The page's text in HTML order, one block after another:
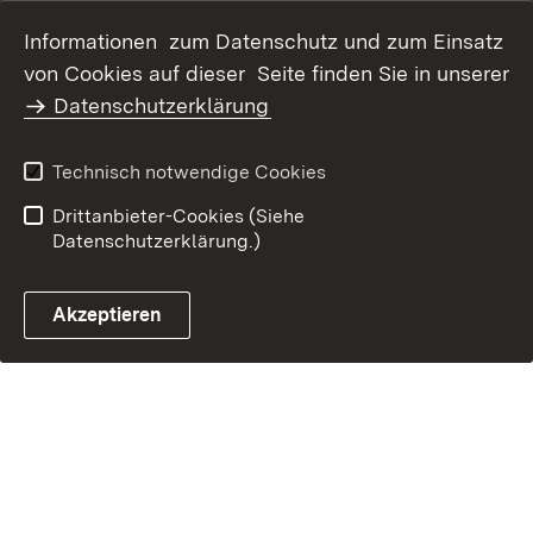
Barrierefreiheit
Benutzungshinweise
Impressum
Informationen zum Datenschutz und zum Einsatz
von Cookies auf dieser Seite finden Sie in unserer
Datenschutzerklärung
Technisch notwendige Cookies
Drittanbieter-Cookies (Siehe
Datenschutzerklärung.)
Akzeptieren